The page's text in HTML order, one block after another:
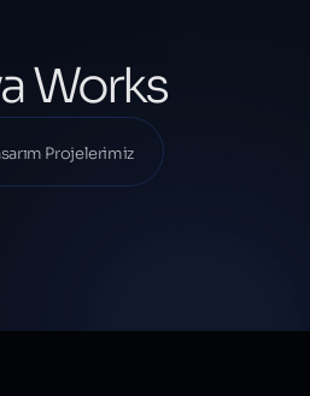
Works
Projelerimiz